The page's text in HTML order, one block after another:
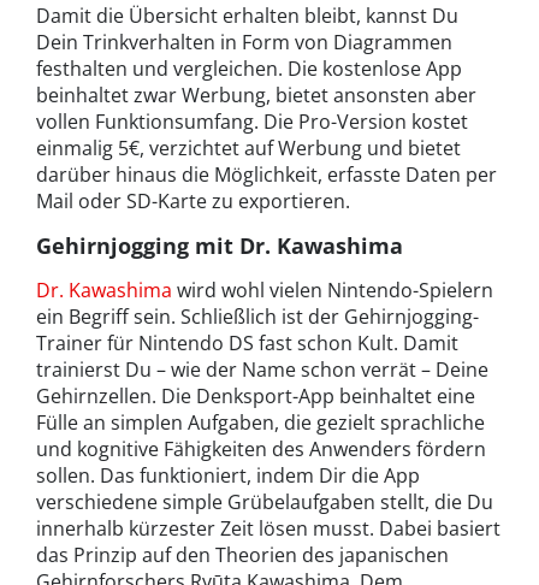
Damit die Übersicht erhalten bleibt, kannst Du
Dein Trinkverhalten in Form von Diagrammen
festhalten und vergleichen. Die kostenlose App
beinhaltet zwar Werbung, bietet ansonsten aber
vollen Funktionsumfang. Die Pro-Version kostet
einmalig 5€, verzichtet auf Werbung und bietet
darüber hinaus die Möglichkeit, erfasste Daten per
Mail oder SD-Karte zu exportieren.
Gehirnjogging mit Dr. Kawashima
Dr. Kawashima wird wohl vielen Nintendo-Spielern
ein Begriff sein. Schließlich ist der Gehirnjogging-
Trainer für Nintendo DS fast schon Kult. Damit
trainierst Du – wie der Name schon verrät – Deine
Gehirnzellen. Die Denksport-App beinhaltet eine
Fülle an simplen Aufgaben, die gezielt sprachliche
und kognitive Fähigkeiten des Anwenders fördern
sollen. Das funktioniert, indem Dir die App
verschiedene simple Grübelaufgaben stellt, die Du
innerhalb kürzester Zeit lösen musst. Dabei basiert
das Prinzip auf den Theorien des japanischen